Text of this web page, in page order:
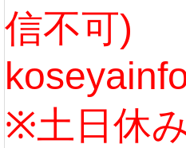
信不可)
※土日休